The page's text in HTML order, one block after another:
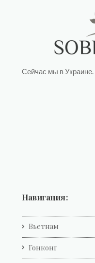
Сейчас мы в Украине.
Навигация:
Вьетнам
Гонконг